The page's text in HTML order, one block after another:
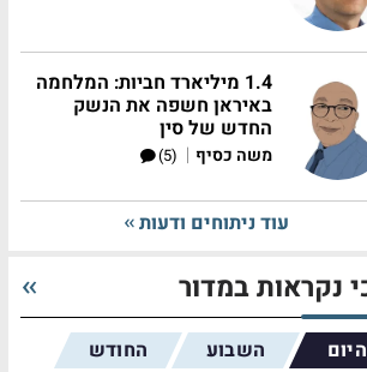
1.4 מיליארד חביות: המלחמה
באיראן חשפה את הנשק
החדש של סין
משה כסיף |
(5)
עוד ניתוחים ודעות
נקראות במדור
היום השבוע החודש